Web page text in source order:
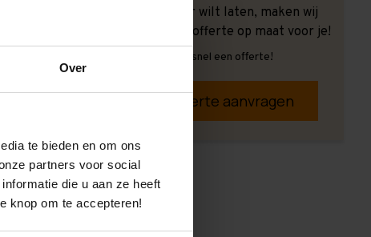
Over
te bieden en om ons
partners voor social
die u aan ze heeft
knop om te accepteren!
ons over wilt laten, maken wij
graag een offerte op maat voor je!
Vrijblijvend, snel een offerte!
Offerte aanvragen